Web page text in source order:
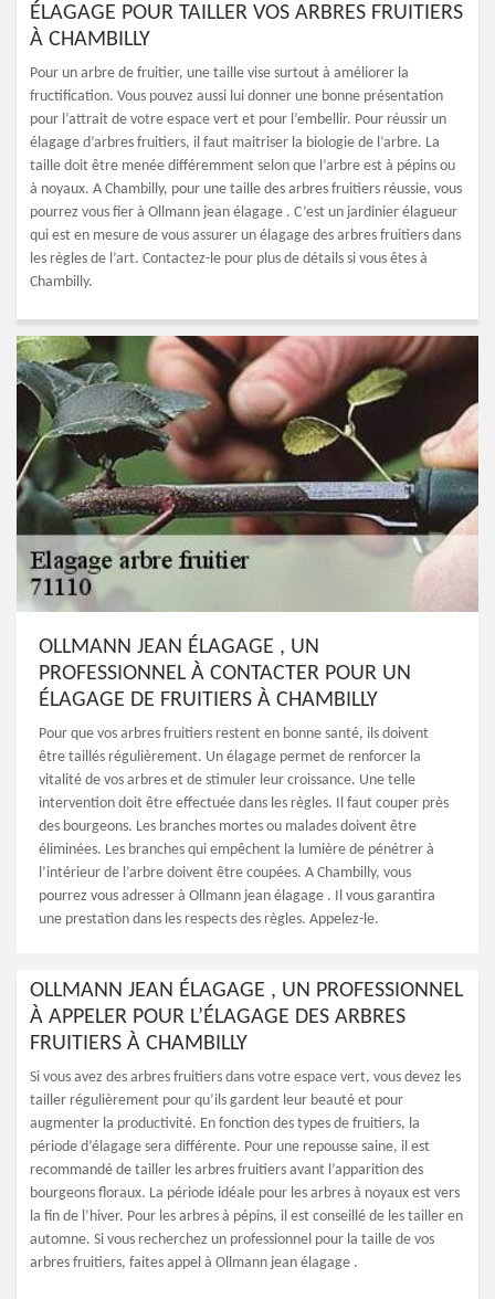
ÉLAGAGE POUR TAILLER VOS ARBRES FRUITIERS
À CHAMBILLY
Pour un arbre de fruitier, une taille vise surtout à améliorer la
fructification. Vous pouvez aussi lui donner une bonne présentation
pour l’attrait de votre espace vert et pour l’embellir. Pour réussir un
élagage d’arbres fruitiers, il faut maitriser la biologie de l’arbre. La
taille doit être menée différemment selon que l’arbre est à pépins ou
à noyaux. A Chambilly, pour une taille des arbres fruitiers réussie, vous
pourrez vous fier à Ollmann jean élagage . C’est un jardinier élagueur
qui est en mesure de vous assurer un élagage des arbres fruitiers dans
les règles de l’art. Contactez-le pour plus de détails si vous êtes à
Chambilly.
OLLMANN JEAN ÉLAGAGE , UN
PROFESSIONNEL À CONTACTER POUR UN
ÉLAGAGE DE FRUITIERS À CHAMBILLY
Pour que vos arbres fruitiers restent en bonne santé, ils doivent
être taillés régulièrement. Un élagage permet de renforcer la
vitalité de vos arbres et de stimuler leur croissance. Une telle
intervention doit être effectuée dans les règles. Il faut couper près
des bourgeons. Les branches mortes ou malades doivent être
éliminées. Les branches qui empêchent la lumière de pénétrer à
l’intérieur de l’arbre doivent être coupées. A Chambilly, vous
pourrez vous adresser à Ollmann jean élagage . Il vous garantira
une prestation dans les respects des règles. Appelez-le.
OLLMANN JEAN ÉLAGAGE , UN PROFESSIONNEL
À APPELER POUR L’ÉLAGAGE DES ARBRES
FRUITIERS À CHAMBILLY
Si vous avez des arbres fruitiers dans votre espace vert, vous devez les
tailler régulièrement pour qu’ils gardent leur beauté et pour
augmenter la productivité. En fonction des types de fruitiers, la
période d’élagage sera différente. Pour une repousse saine, il est
recommandé de tailler les arbres fruitiers avant l’apparition des
bourgeons floraux. La période idéale pour les arbres à noyaux est vers
la fin de l’hiver. Pour les arbres à pépins, il est conseillé de les tailler en
automne. Si vous recherchez un professionnel pour la taille de vos
arbres fruitiers, faites appel à Ollmann jean élagage .